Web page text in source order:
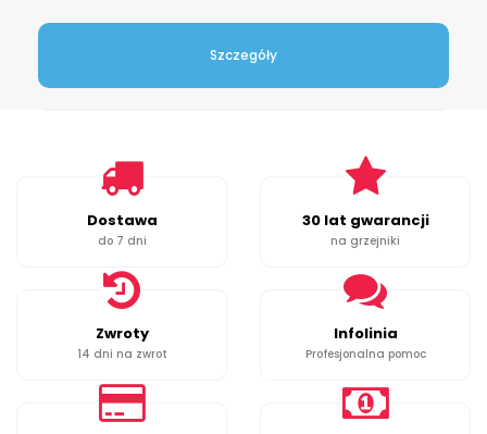
Szczegóły
Dostawa
do 7 dni
30 lat gwarancji
na grzejniki
Zwroty
14 dni na zwrot
Infolinia
Profesjonalna pomoc